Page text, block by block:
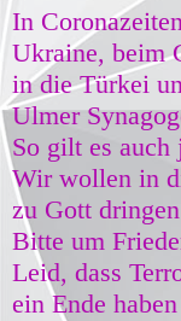
In
Ukraine, beim
in die Türkei
Ulmer
So gilt es auch
Wir wollen in
zu Gott
Bitte um
Leid, dass
ein Ende